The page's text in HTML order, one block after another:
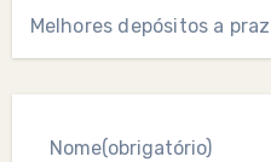
Melhores depósitos a
Nome(obrigatório)